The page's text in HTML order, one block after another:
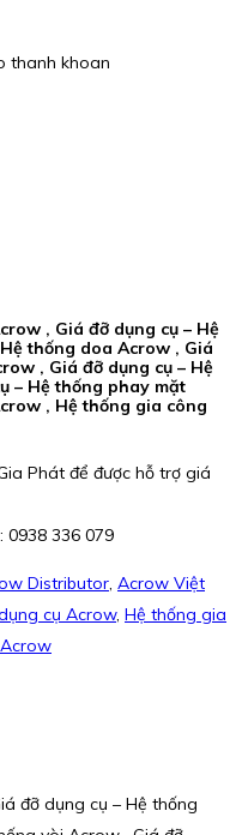
thanh khoan
, Giá đỡ dụng cụ – Hệ
thống doa Acrow , Giá
, Giá đỡ dụng cụ – Hệ
– Hệ thống phay mặt
, Hệ thống gia công
Phát để được hỗ trợ giá
336 079
Distributor Acrow Việt
cụ Acrow, Hệ thống gia
đỡ dụng cụ – Hệ thống